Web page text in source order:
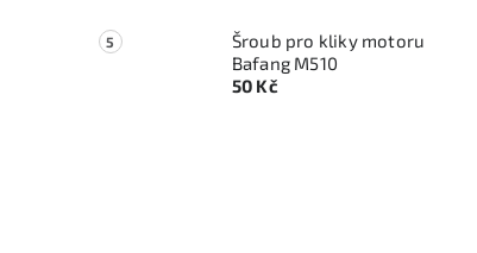
Šroub pro kliky motoru
Bafang M510
50 Kč